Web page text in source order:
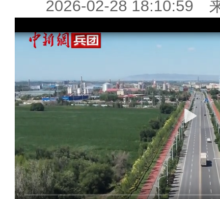
2026-02-28 18:10:59